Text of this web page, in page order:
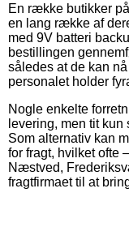
En række butikker
en lang række af
med 9V batteri
bestillingen
således at de kan
personalet holder
Nogle enkelte
levering, men tit
Som alternativ kan
for fragt, hvilket ofte
Næstved,
fragtfirmaet til at